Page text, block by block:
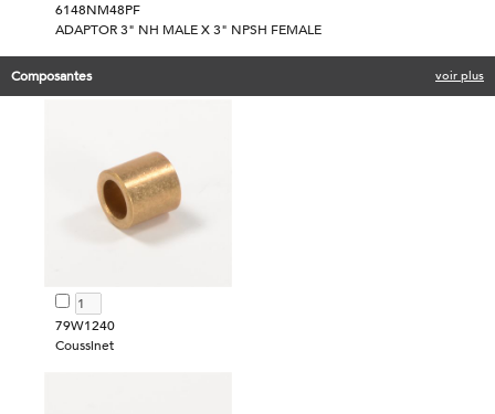
6148NM48PF
ADAPTOR 3" NH MALE X 3" NPSH FEMALE
Composantes voir plus
79W1240
Coussinet